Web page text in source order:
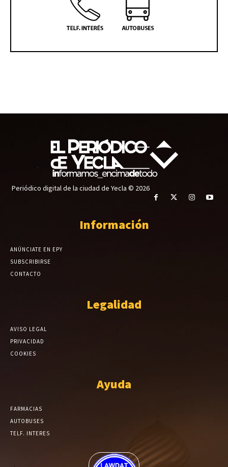
Periódico digital de la ciudad de Yecla © 2026
Información
ANÚNCIATE EN EPY
SUBSCRIBIRSE
CONTACTO
Legalidad
AVISO LEGAL
PRIVACIDAD
COOKIES
Ayuda
FARMACIAS
AUTOBUSES
TELF. INTERES